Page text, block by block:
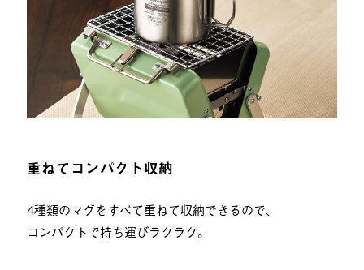
重ねてコンパクト収納
4種類のマグをすべて重ねて収納できるので、
コンパクトで持ち運びラクラク。